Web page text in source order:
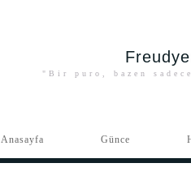
"Bir puro, bazen
Anasayfa Günce